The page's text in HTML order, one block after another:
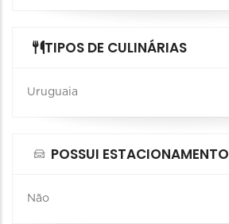
TIPOS DE CULINÁRIAS
Uruguaia
POSSUI ESTACIONAMENTO
Não